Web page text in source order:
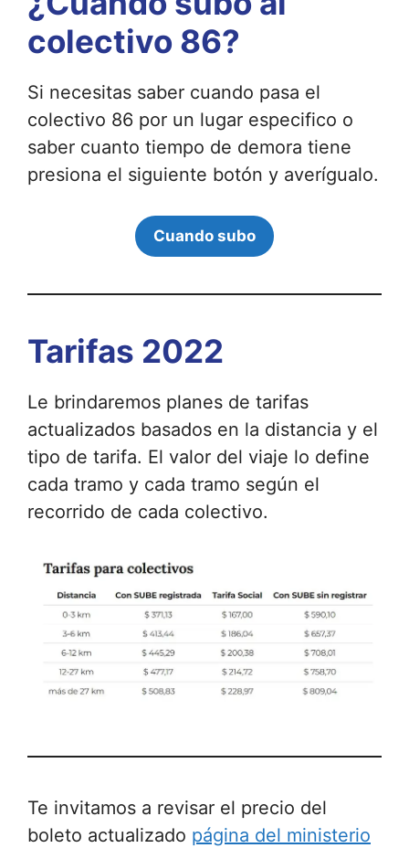
colectivo 86?
Si necesitas saber cuando pasa el
colectivo 86 por un lugar especifico o
saber cuanto tiempo de demora tiene
presiona el siguiente botón y averígualo.
Cuando subo
Tarifas 2022
Le brindaremos planes de tarifas
actualizados basados ​​en la distancia y el
tipo de tarifa. El valor del viaje lo define
cada tramo y cada tramo según el
recorrido de cada colectivo.
Te invitamos a revisar el precio del
boleto actualizado página del ministerio